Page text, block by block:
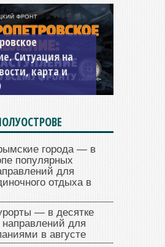
Ситуация на
карта и
Ситуация на
карта и
города — в
популярных
для
отдыха в
— в десятке
для
в августе